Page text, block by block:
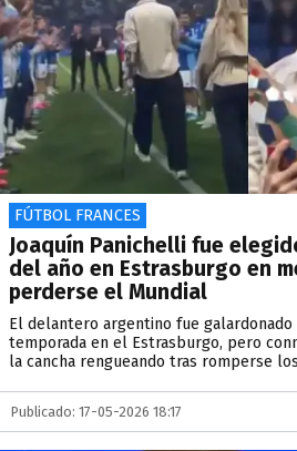
FÚTBOL FRANCES
Joaquín Panichelli fue
del año en Estrasburgo en
perderse el Mundial
El delantero argentino fue
temporada en el Estrasburgo, pero
la cancha rengueando tras romperse
Publicado: 17-05-2026 18:17